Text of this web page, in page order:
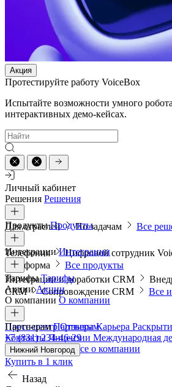
Акция
Протестируйте работу VoiceBox
Испытайте возможности умного
интерактивных демо-кейсах.
Личный кабинет
Решения Решения
Для отраслей По задачам Все
ПродуктыПродукты
Телефония Цифровой сотрудник
платформа
Все продукты
ИнтеграцииИнтеграции
Интеграции и доработки CRM
CRM
Сопровождение CRM Все
ТарифыТарифы
АкцииАкции
О компании О компании
Пресс-центрОтзывыКарьера
КонтактыЛицензии Международная
и деловая этикаВсе о компании
ПартнерамПартнерам
+7 (831) 234-46-29
Нижний Новгород
Купить в 1 клик
Назад